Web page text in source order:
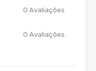
0 Avaliações
0 Avaliações